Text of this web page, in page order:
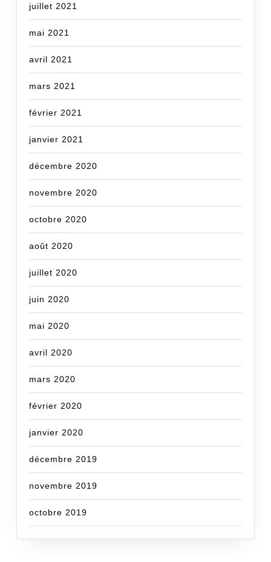
juillet 2021
mai 2021
avril 2021
mars 2021
février 2021
janvier 2021
décembre 2020
novembre 2020
octobre 2020
août 2020
juillet 2020
juin 2020
mai 2020
avril 2020
mars 2020
février 2020
janvier 2020
décembre 2019
novembre 2019
octobre 2019